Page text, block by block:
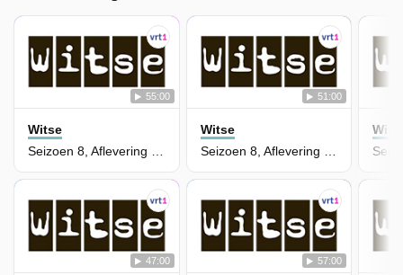
55:00
Witse
Seizoen 8, Aflevering 5 - Vrije Slag
51:00
Witse
Seizoen 8, Aflevering 3 - Ongestoord Bezoek
47:00 57:00